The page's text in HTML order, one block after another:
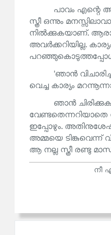
പാവം എന്റെ
സ്ത്രീ ഒന്നും
നിൽക്കുകയാണ്.
അവർക്കറിയില്ല.
'ഞാൻ
വെച്ച കാര്യം
ഞാൻ
ഇപ്പോഴും.
അമ്മയെ ടിങ്കുവെന്ന്
ആ നല്ല സ്ത്രീ രണ്ടു
നീ